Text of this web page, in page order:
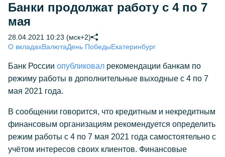
Банки продолжат работу с 4 по 7
мая
28.04.2021 10:23 (мск+2)
О вкладахВалютаДень ПобедыЕкатеринбург
Банк России опубликовал рекомендации банкам по
режиму работы в дополнительные выходные с 4 по 7
мая 2021 года.
В сообщении говорится, что кредитным и некредитным
финансовым организациям рекомендуется определить
режим работы с 4 по 7 мая 2021 года самостоятельно с
учётом интересов своих клиентов. Финансовые